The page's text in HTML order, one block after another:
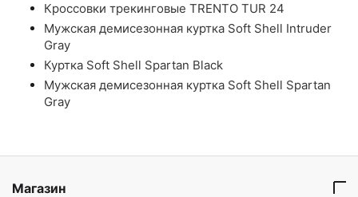
Кроссовки трекинговые TRENTO TUR 24
Мужская демисезонная куртка Soft Shell Intruder
Gray
Куртка Soft Shell Spartan Black
Мужская демисезонная куртка Soft Shell Spartan
Gray
Магазин